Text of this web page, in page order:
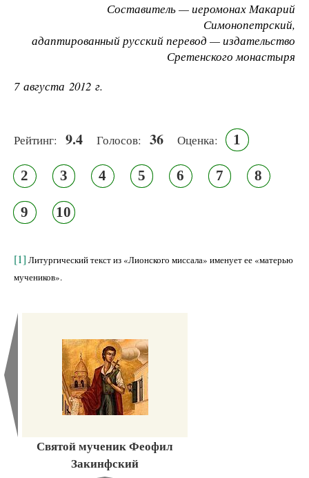
Составитель — иеромонах Макарий
Симонопетрский,
адаптированный русский перевод — издательство
Сретенского монастыря
7 августа 2012 г.
Рейтинг: 9.4 Голосов: 36 Оценка: 1
2 3 4 5 6 7 8
9 10
[1] Литургический текст из «Лионского миссала» именует ее «матерью
мучеников».
Святой мученик Феофил
Закинфский